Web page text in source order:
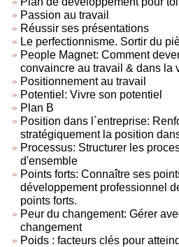
Passion au travail
Réussir ses présentations
Le perfectionnisme. Sortir du
People Magnet: Comment
convaincre au travail & dans la
Positionnement au travail
Potentiel: Vivre son potentiel
Plan B
Position dans l´entreprise:
stratégiquement la position
Processus: Structurer les
d'ensemble
Points forts: Connaître ses
développement professionnel
points forts.
Peur du changement: Gérer
changement
Poids : facteurs clés pour